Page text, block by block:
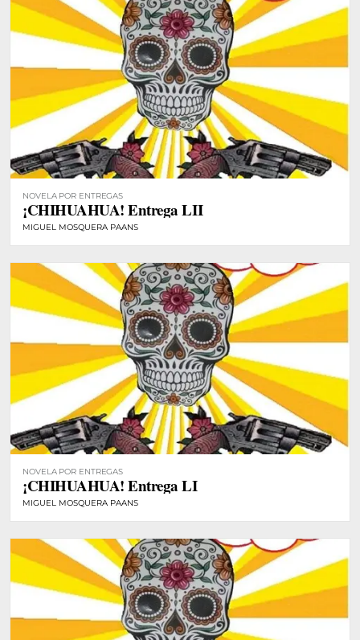
NOVELA POR ENTREGAS
¡CHIHUAHUA! Entrega LII
MIGUEL MOSQUERA PAANS
NOVELA POR ENTREGAS
¡CHIHUAHUA! Entrega LI
MIGUEL MOSQUERA PAANS